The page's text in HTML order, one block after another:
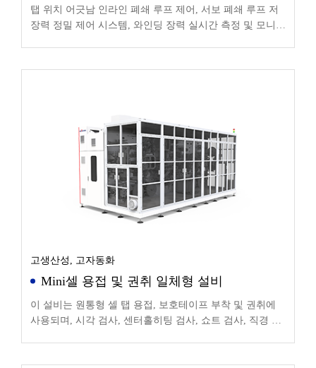
탭 위치 어긋남 인라인 폐쇄 루프 제어, 서보 폐쇄 루프 저
장력 정밀 제어 시스템, 와인딩 장력 실시간 측정 및 모니터
고생산성, 고자동화
Mini셀 용접 및 권취 일체형 설비
이 설비는 원통형 셀 탭 용접, 보호테이프 부착 및 권취에
사용되며, 시각 검사, 센터홀히팅 검사, 쇼트 검사, 직경 검